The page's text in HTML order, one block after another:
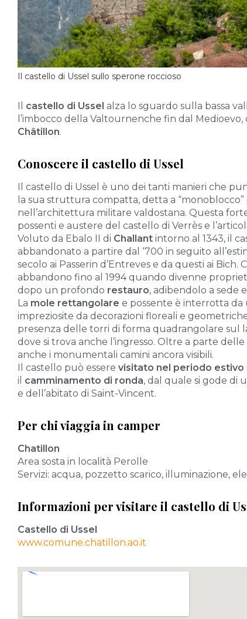
Il castello di Ussel sullo sperone roccioso
Il castello di Ussel alza lo sguardo sulla bassa
l’imbocco della Valtournenche fin dal
Châtillon.
Conoscere il castello di Ussel
Il castello di Ussel è uno dei tanti manieri che
la sua struttura compatta, detta a
nell’architettura militare valdostana. Questa
possenti e austere del castello di Verrès e
Voluto da Ebalo II di Challant intorno al 1343, il
abbandonato a partire dal ‘700 in seguito
secolo ai Passerin d’Entreves e da questi ai
abbandono fino al 1994 quando divenne
dopo un profondo restauro, adibendolo a sede
La mole rettangolare e possente è interrotta da
impreziosite da decorazioni floreali e
presenza delle torri di forma quadrangolare sul
dove si trova anche l’ingresso. Oltre a parte
anche i monumentali camini ancora visibili.
Il castello può essere visitato nel periodo estivo
il camminamento di ronda, dal quale si gode di
e dell’abitato di Saint-Vincent.
Per chi viaggia in camper
Chatillon
Area sosta in località Perolle
Servizi: acqua, pozzetto scarico, illuminazione,
Informazioni per visitare il castello di
Castello di Ussel
www.comune.chatillon.ao.it